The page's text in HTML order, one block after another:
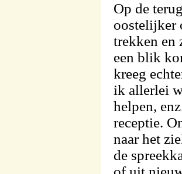
Op de
oostelijker
trekken en
een blik
kreeg
ik allerlei
helpen,
receptie.
naar het
de